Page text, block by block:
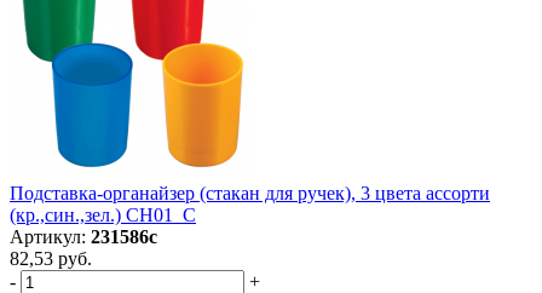
Подставка-органайзер (стакан для ручек), 3 цвета ассорти
(кр.,син.,зел.) СН01_С
Артикул: 231586с
82,53 руб.
-
+